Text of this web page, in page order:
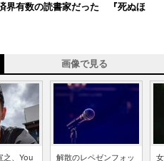
界有数の読書家だった 『死ぬほ
画像で見る
之、You
解散のレペゼンフォッ